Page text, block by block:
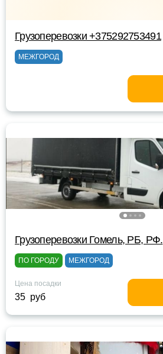
Грузоперевозки +375292753491
МЕЖГОРОД
Грузоперевозки Гомель, РБ, РФ.
ПО ГОРОДУ МЕЖГОРОД
Цена посадки
35 руб